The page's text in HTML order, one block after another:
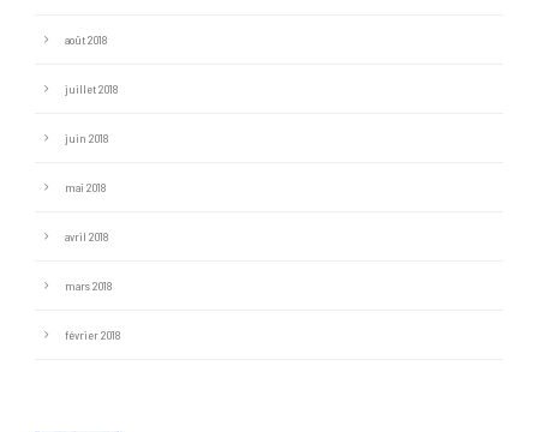
août 2018
juillet 2018
juin 2018
mai 2018
avril 2018
mars 2018
février 2018